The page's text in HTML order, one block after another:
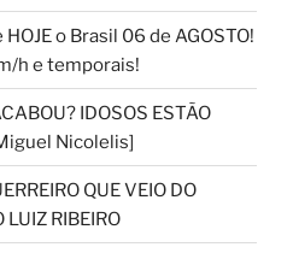
o Brasil 06 de AGOSTO!
h e temporais!
IDOSOS ESTÃO
Nicolelis]
QUE VEIO DO
LUIZ RIBEIRO